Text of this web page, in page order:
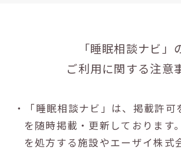
「睡眠相談ナビ」
ご利用に関する注意
・「睡眠相談ナビ」は、掲載許可
を随時掲載・更新しております
を処方する施設やエーザイ株式